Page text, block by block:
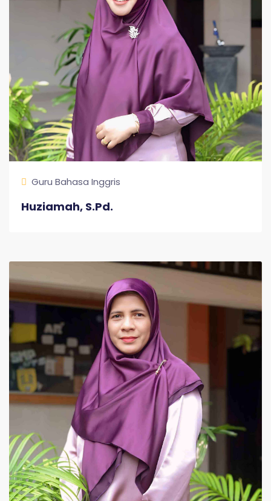
Guru Bahasa Inggris
Huziamah, S.Pd.